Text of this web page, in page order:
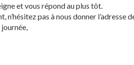
et vous répond au plus tôt.
n’hésitez pas à nous donner